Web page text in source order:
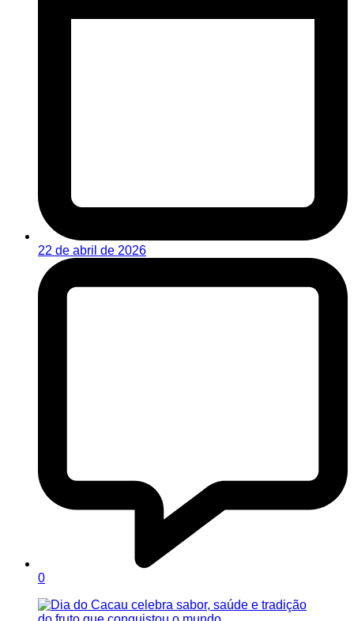
22 de abril de 2026
0